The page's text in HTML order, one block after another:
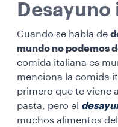
Cuando se habla de
mundo no podemos
comida italiana es
menciona la comida
primero que te viene
pasta, pero el
muchos alimentos